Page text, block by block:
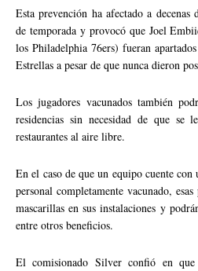
Esta prevención ha afectado a decenas
de temporada y provocó que Joel
los Philadelphia 76ers) fueran
Estrellas a pesar de que nunca dieron
Los jugadores vacunados también
residencias sin necesidad de que se
restaurantes al aire libre.
En el caso de que un equipo cuente
personal completamente vacunado,
mascarillas en sus instalaciones y
entre otros beneficios.
El comisionado Silver confió en